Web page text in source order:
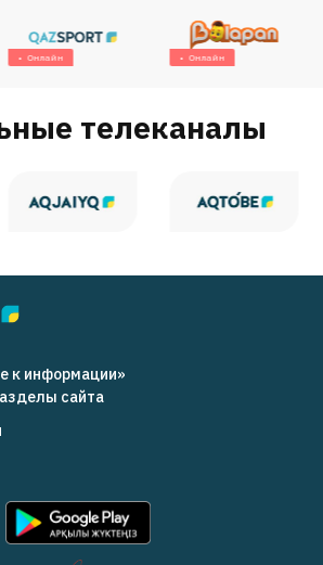
Онлайн Онлайн
телеканалы
к информации»
сайта